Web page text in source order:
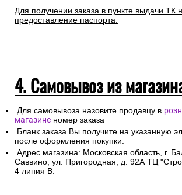
Для получении заказа в пункте выдачи ТК
предоставление паспорта.
4. Самовывоз из
Для самовывоза назовите продавцу в
магазине номер заказа
Бланк заказа Вы получите на указанную
после оформления покупки.
Адрес магазина: Московская область, г.
Саввино, ул. Пригородная, д. 92А ТЦ
4 линия В.